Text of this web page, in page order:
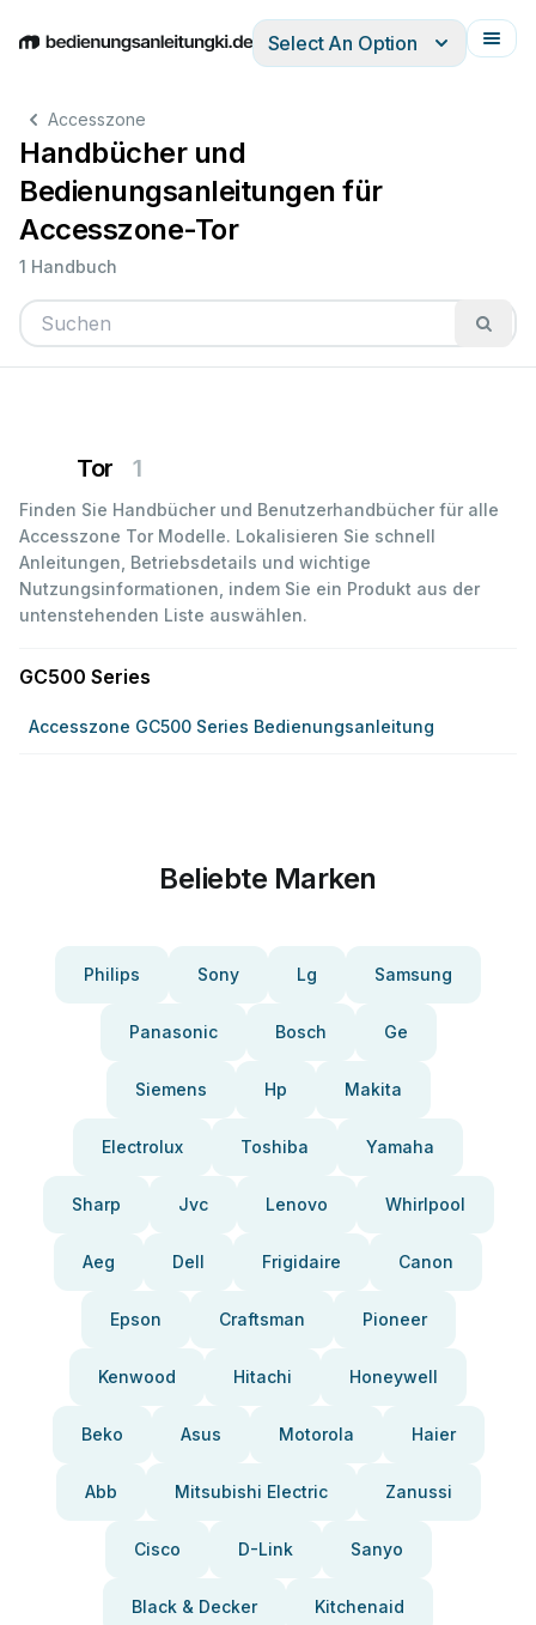
EnglishDeutschEspañolItalianoFrançais
Select An Option
Accesszone
Handbücher und
Bedienungsanleitungen für
Accesszone-Tor
1 Handbuch
Tor 1
Finden Sie Handbücher und Benutzerhandbücher für alle
Accesszone Tor Modelle. Lokalisieren Sie schnell
Anleitungen, Betriebsdetails und wichtige
Nutzungsinformationen, indem Sie ein Produkt aus der
untenstehenden Liste auswählen.
GC500 Series
Accesszone GC500 Series Bedienungsanleitung
Beliebte Marken
Philips Sony Lg Samsung
Panasonic Bosch Ge
Siemens Hp Makita
Electrolux Toshiba Yamaha
Sharp Jvc Lenovo Whirlpool
Aeg Dell Frigidaire Canon
Epson Craftsman Pioneer
Kenwood Hitachi Honeywell
Beko Asus Motorola Haier
Abb Mitsubishi Electric Zanussi
Cisco D-Link Sanyo
Black & Decker Kitchenaid